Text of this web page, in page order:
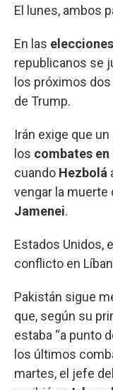
El lunes, ambos
En las
republicanos se
los próximos
de Trump.
Irán exige que
los combates en
cuando Hezbolá
vengar la muerte
Jamenei.
Estados Unidos,
conflicto en
Pakistán sigue
que, según su
estaba “a punto
los últimos
martes, el jefe